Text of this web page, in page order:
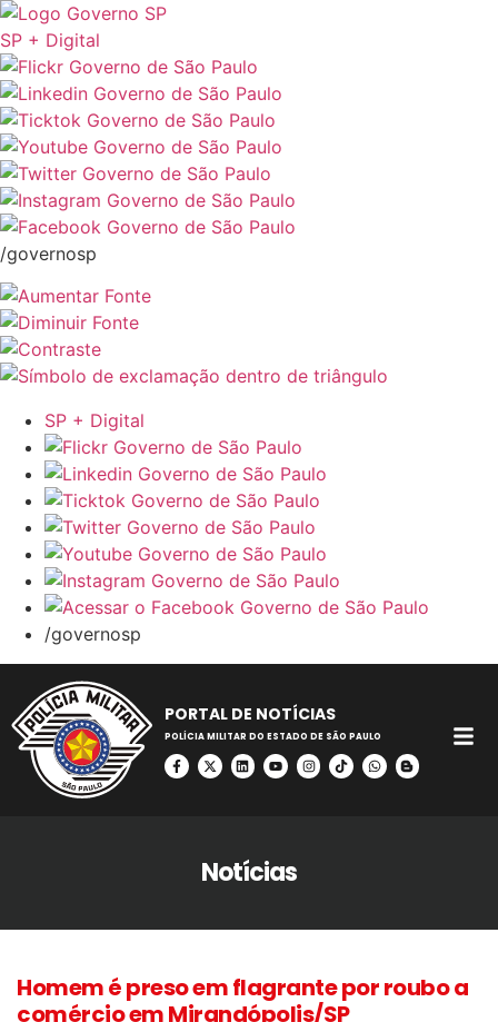
SP + Digital
/governosp
SP + Digital
/governosp
PORTAL DE NOTÍCIAS
POLÍCIA MILITAR DO ESTADO DE SÃO PAULO
Notícias
Homem é preso em flagrante por roubo a
comércio em Mirandópolis/SP